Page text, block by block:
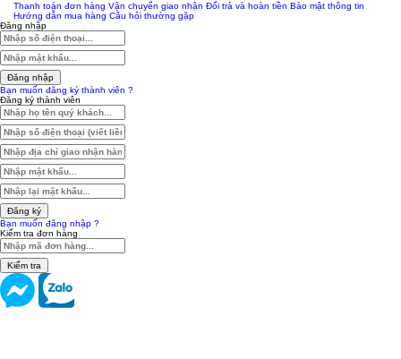
Thanh toán đơn hàng Vận chuyển giao nhận Đổi trả và hoàn tiền Bảo mật thông tin
Hướng dẫn mua hàng Câu hỏi thường gặp
Đăng nhập
Đăng nhập
Bạn muốn đăng ký thành viên ?
Đăng ký thành viên
Đăng ký
Bạn muốn đăng nhập ?
Kiểm tra đơn hàng
Kiểm tra